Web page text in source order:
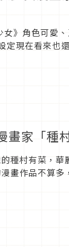
》角色可愛、
定現在看來也
家「種村
種村有菜，華
畫作品不算多